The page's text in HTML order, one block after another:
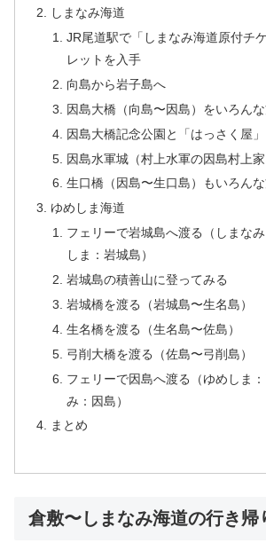
しまなみ海道
JR尾道駅で「しまなみ海道原付チ
レットを入手
向島から岩子島へ
因島大橋（向島〜因島）をいろん
因島大橋記念公園と「はっさく屋」
因島水軍城（村上水軍の因島村上
生口橋（因島〜生口島）もいろん
ゆめしま海道
フェリーで岩城島へ渡る（しまな
しま：岩城島）
岩城島の積善山に登ってみる
岩城橋を渡る（岩城島〜生名島）
生名橋を渡る（生名島〜佐島）
弓削大橋を渡る（佐島〜弓削島）
フェリーで因島へ渡る（ゆめしま
み：因島）
まとめ
倉敷〜しまなみ海道の行き帰